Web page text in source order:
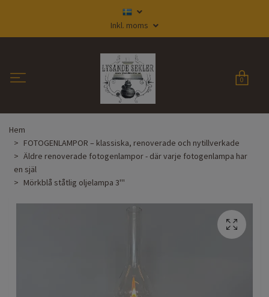
Inkl. moms
0
Hem
FOTOGENLAMPOR – klassiska, renoverade och nytillverkade
Äldre renoverade fotogenlampor - där varje fotogenlampa har
en själ
Mörkblå ståtlig oljelampa 3'''